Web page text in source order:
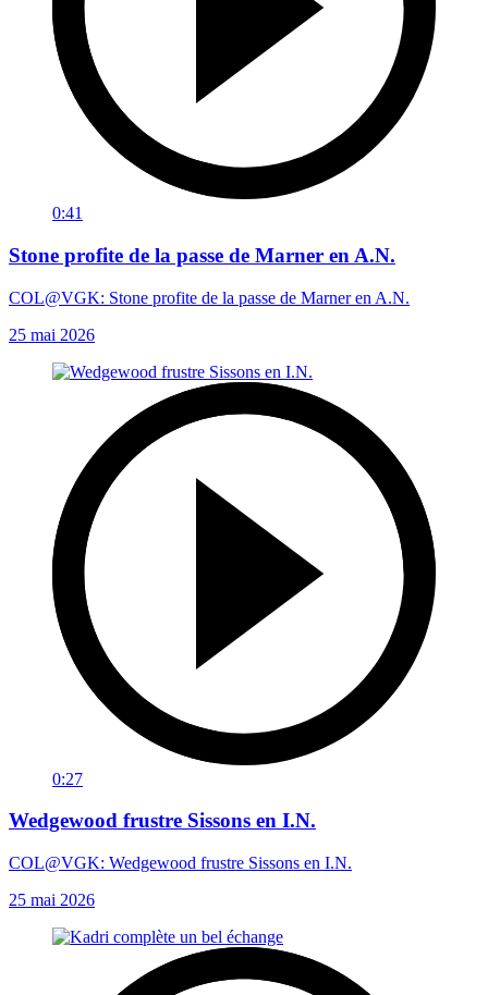
0:41
Stone profite de la passe de Marner en A.N.
COL@VGK: Stone profite de la passe de Marner en A.N.
25 mai 2026
0:27
Wedgewood frustre Sissons en I.N.
COL@VGK: Wedgewood frustre Sissons en I.N.
25 mai 2026